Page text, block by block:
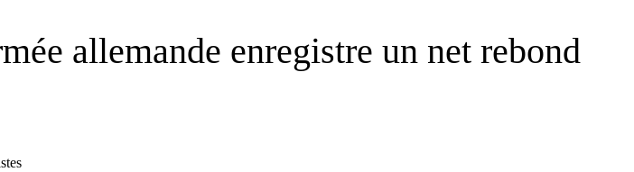
allemande enregistre un net rebond